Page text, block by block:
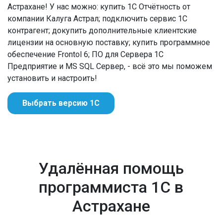
Астрахане! У нас можно: купить 1С Отчётность от
компании Калуга Астрал; подключить сервис 1С
контрагент; докупить дополнительные клиентские
лицензии на основную поставку; купить программное
обеспечение Frontol 6; ПО для Сервера 1С
Предприятие и MS SQL Сервер, - всё это мы поможем
установить и настроить!
Выбрать версию 1С
Удалённая помощь
программиста 1С в
Астрахане